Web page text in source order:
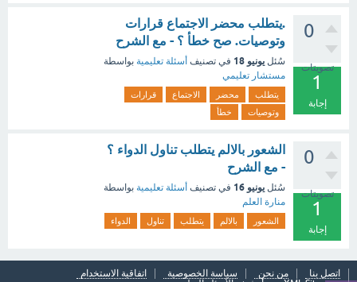
0
تصويتات
1
إجابة
.يتطلب محضر الاجتماع قرارات
وتوصيات. صح خطأ ؟ - مع الشرح
سُئل يونيو 18 في تصنيف أسئلة تعليمية بواسطة
مستشار تعليمي
يتطلب محضر الاجتماع
قرارات
وتوصيات
خطأ
0
تصويتات
1
إجابة
الشعور بالالم يتطلب تناول الدواء ؟
- مع الشرح
سُئل يونيو 16 في تصنيف أسئلة تعليمية بواسطة
منارة العلم
الشعور بالالم يتطلب تناول الدواء
اتصل بنا من نحن سياسة الخصوصية
اتفاقية الاستخدام